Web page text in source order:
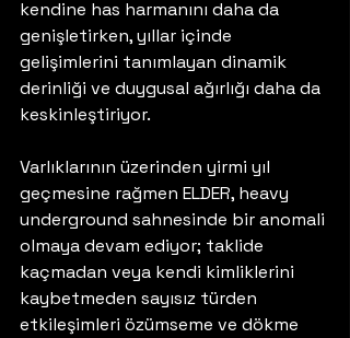
kendine has harmanını daha da
genişletirken, yıllar içinde
gelişimlerini tanımlayan dinamik
derinliği ve duygusal ağırlığı daha da
keskinleştiriyor.
Varlıklarının üzerinden yirmi yıl
geçmesine rağmen ELDER, heavy
underground sahnesinde bir anomali
olmaya devam ediyor; taklide
kaçmadan veya kendi kimliklerini
kaybetmeden sayısız türden
etkileşimleri özümseme ve dökme